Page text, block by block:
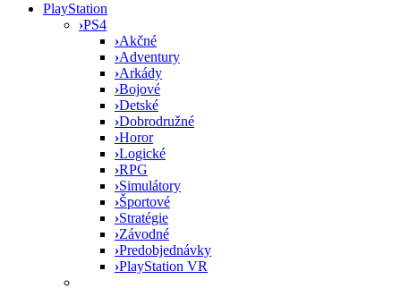
PlayStation
›PS4
›Akčné
›Adventury
›Arkády
›Bojové
›Detské
›Dobrodružné
›Horor
›Logické
›RPG
›Simulátory
›Športové
›Stratégie
›Závodné
›Predobjednávky
›PlayStation VR